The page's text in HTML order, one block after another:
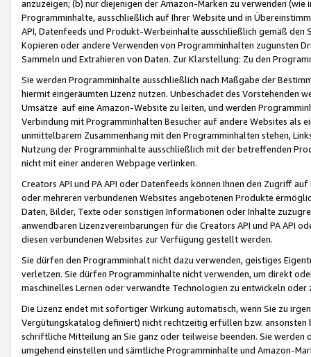
anzuzeigen; (b) nur diejenigen der Amazon-Marken zu verwenden
Programminhalte, ausschließlich auf Ihrer Website und in
API, Datenfeeds und Produkt-Werbeinhalte ausschließlich gemäß
Kopieren oder andere Verwenden von Programminhalten zugunsten
Sammeln und Extrahieren von Daten. Zur Klarstellung: Zu den
Sie werden Programminhalte ausschließlich nach Maßgabe der
hiermit eingeräumten Lizenz nutzen. Unbeschadet des Vorstehenden
Umsätze auf eine Amazon-Website zu leiten, und werden
Verbindung mit Programminhalten Besucher auf andere Websites als
unmittelbarem Zusammenhang mit den Programminhalten stehen,
Nutzung der Programminhalte ausschließlich mit der betreffenden
nicht mit einer anderen Webpage verlinken.
Creators API und PA API oder Datenfeeds können Ihnen den Zugriff
oder mehreren verbundenen Websites angebotenen Produkte
Daten, Bilder, Texte oder sonstigen Informationen oder Inhalte
anwendbaren Lizenzvereinbarungen für die Creators API und PA API
diesen verbundenen Websites zur Verfügung gestellt werden.
Sie dürfen den Programminhalt nicht dazu verwenden, geistiges
verletzen. Sie dürfen Programminhalte nicht verwenden, um direkt
maschinelles Lernen oder verwandte Technologien zu entwickeln
Die Lizenz endet mit sofortiger Wirkung automatisch, wenn Sie zu
Vergütungskatalog definiert) nicht rechtzeitig erfüllen bzw. ansonsten
schriftliche Mitteilung an Sie ganz oder teilweise beenden. Sie werden
umgehend einstellen und sämtliche Programminhalte und Amazon-